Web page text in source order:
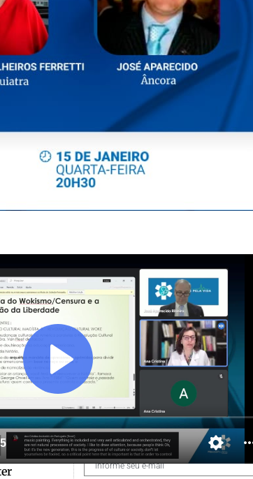
Telegram WhatsApp Facebook
Médicos Pela Vida, uma associação médica com
atendimento da linha de frente da COVID-19.
Assine Nossa Newsletter
Receba nossas publicações em seu e-mail